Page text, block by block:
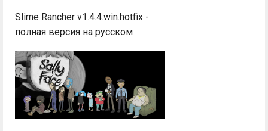
Slime Rancher v1.4.4.win.hotfix -
полная версия на русском